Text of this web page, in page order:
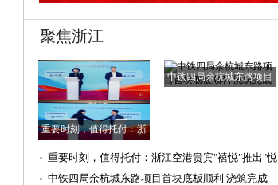
聚焦浙江
重要时刻，值得托付：浙
中铁四局余杭城东路项目
重要时刻，值得托付：浙江空港贵宾"禧悦"推出"悦
速达"，助旅客
中铁四局余杭城东路项目首块底板顺利 浇筑完成